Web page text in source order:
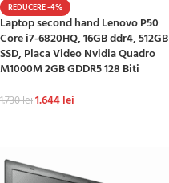
REDUCERE -4%
Laptop second hand Lenovo P50
Core i7-6820HQ, 16GB ddr4, 512GB
SSD, Placa Video Nvidia Quadro
M1000M 2GB GDDR5 128 Biti
1.730lei1.644lei